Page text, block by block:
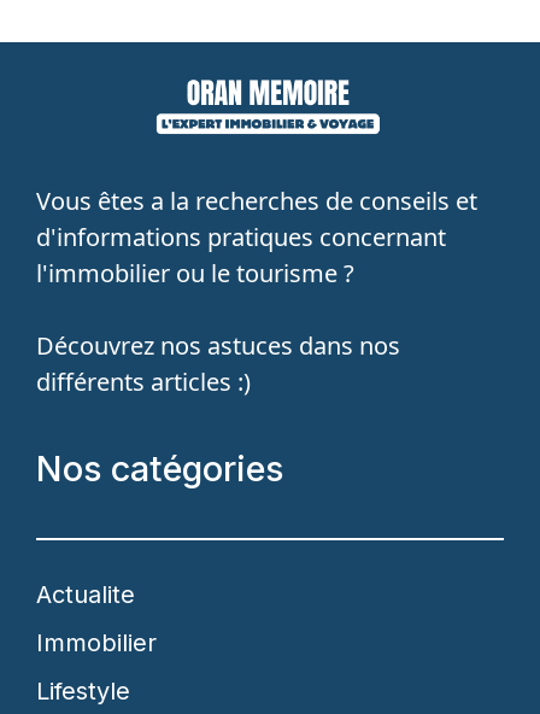
Vous êtes a la recherches de conseils et
d'informations pratiques concernant
l'immobilier ou le tourisme ?
Découvrez nos astuces dans nos
différents articles :)
Nos catégories
Actualite
Immobilier
Lifestyle